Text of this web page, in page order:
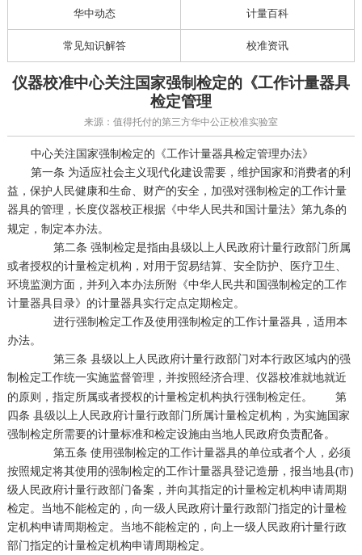
华中动态 计量百科
常见知识解答 校准资讯
仪器校准中心关注国家强制检定的《工作计量器具
检定管理
来源：值得托付的第三方华中公正校准实验室
中心关注国家强制检定的《工作计量器具检定管理办法》
第一条 为适应社会主义现代化建设需要，维护国家和消费者的利
益，保护人民健康和生命、财产的安全，加强对强制检定的工作计量
器具的管理， 长度仪器校正根据《中华人民共和国计量法》第九条的
规定，制定本办法。
第二条 强制检定是指由县级以上人民政府计量行政部门所属
或者授权的计量检定机构，对用于贸易结算、安全防护、医疗卫生、
环境监测方面，并列入本办法所附《中华人民共和国强制检定的工作
计量器具目录》的计量器具实行定点定期检定。
进行强制检定工作及使用强制检定的工作计量器具，适用本
办法。
第三条 县级以上人民政府计量行政部门对本行政区域内的强
制检定工作统一实施监督管理，并按照经济合理、 仪器校准就地就近
的原则，指定所属或者授权的计量检定机构执行强制检定任。 第
四条 县级以上人民政府计量行政部门所属计量检定机构，为实施国家
强制检定所需要的计量标准和检定设施由当地人民政府负责配备。
第五条 使用强制检定的工作计量器具的单位或者个人，必须
按照规定将其使用的强制检定的工作计量器具登记造册，报当地县(市)
级人民政府计量行政部门备案，并向其指定的计量检定机构申请周期
检定。当地不能检定的，向一级人民政府计量行政部门指定的计量检
定机构申请周期检定。当地不能检定的，向上一级人民政府计量行政
部门指定的计量检定机构申请周期检定。